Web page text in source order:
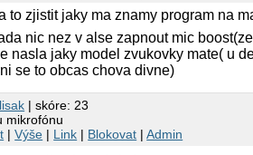
to zjistit jaky ma znamy program na
nic nez v alse zapnout mic
nasla jaky model zvukovky mate( u
se to obcas chova divne)
| skóre: 23
mikrofónu
|Výše | Link | Blokovat |Admin